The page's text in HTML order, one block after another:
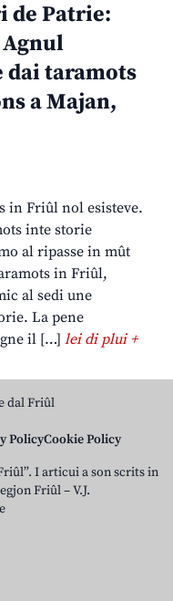
de Patrie:
Agnul
dai taramots
a Majan,
in Friûl nol esisteve.
inte storie
al ripasse in mût
in Friûl,
al sedi une
La pene
il […] lei di plui +
dal Friûl
PolicyCookie Policy
I articui a son scrits in
Friûl – V.J.